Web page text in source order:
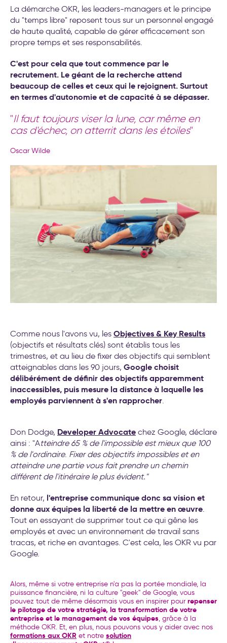
La démarche OKR, les leaders-managers et le principe
du "temps libre" reposent tous sur un personnel engagé
de haute qualité, capable de gérer efficacement son
propre temps et ses responsabilités.
C'est pour cela que tout commence par le
recrutement. Le géant de la recherche attend
beaucoup de celles et ceux qui le rejoignent. Surtout
en termes d'autonomie et de capacité à se dépasser.
"Il faut toujours viser la lune, car même en
cas d'échec, on atterrit dans les étoiles"
Oscar Wilde
Comme nous l'avons vu, les Objectives & Key Results
(objectifs et résultats clés) sont établis tous les
trimestres, et au lieu de fixer des objectifs qui semblent
atteignables dans les 90 jours, Google choisit
délibérément de définir des objectifs apparemment
inaccessibles, puis mesure la distance à laquelle les
employés parviennent à s'en rapprocher.
Don Dodge, Developer Advocate chez Google, déclare
ainsi : "Atteindre 65 % de l'impossible est mieux que 100
% de l'ordinaire. Fixer des objectifs impossibles et en
atteindre une partie vous fait prendre un chemin
différent de l'itinéraire le plus évident."
En retour, l'entreprise communique donc sa vision et
donne aux équipes la liberté de la mettre en œuvre.
Tout en essayant de supprimer tout ce qui gêne les
employés et avec un environnement de travail sans
tracas, et riche en avantages. C'est cela, les OKR vu par
Google.
Alors, même si votre entreprise n'a pas la portée mondiale, la
puissance financière, ni la culture "geek" de Google, vous
pouvez tout de même désormais vous en inspirer pourrepenser
le pilotage de votre stratégie, la transformation de votre
entreprise et le management de vos équipes, grâce à la
méthode OKR. Et, en plus, nous pouvons vous y aider avec nos
formations aux OKR et notre solution